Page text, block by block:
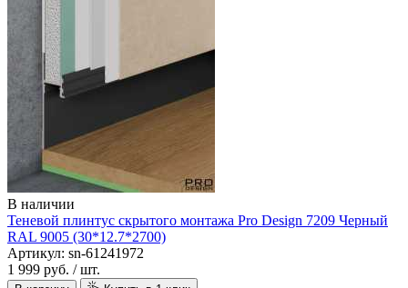
В наличии
Теневой плинтус скрытого монтажа Pro Design 7209 Черный
RAL 9005 (30*12.7*2700)
Артикул: sn-61241972
1 999 руб. / шт.